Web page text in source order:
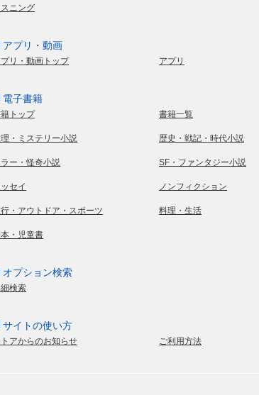
スニング
アプリ・動画
リ・動画トップ アプリ
電子書籍
トップ 書籍一覧
・ミステリー小説 歴史・戦記・時代小説
ー・怪奇小説 SF・ファンタジー小説
セイ ノンフィクション
・アウトドア・スポーツ 料理・生活
・児童書
オプション検索
検索
サイトの使い方
アからのお知らせ ご利用方法